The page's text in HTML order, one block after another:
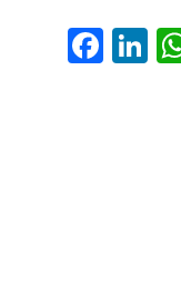
Fa
ce
Li
nk